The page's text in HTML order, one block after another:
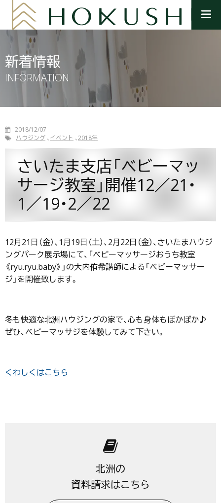
ニ
新着情報
INFORMATION
2018/12/07
ハウジング イベント 2018年
さいたま支店「ベビーマッ
サージ教室」開催12／21・
1／19・2／22
12月21日（金）、1月19日（土）、2月22日（金）、さいたまハウジ
ングパーク展示場にて、「ベビーマッサージおうち教室
《ryu.ryu.baby》」の大内侑希講師による「ベビーマッサー
ジ」を開催致します。
冬も快適な北洲ハウジングの家で、心も身体もぼかぽか♪
ぜひ、ベビーマッサジを体験してみて下さい。
くわしくはこちら
北洲の
資料請求はこちら